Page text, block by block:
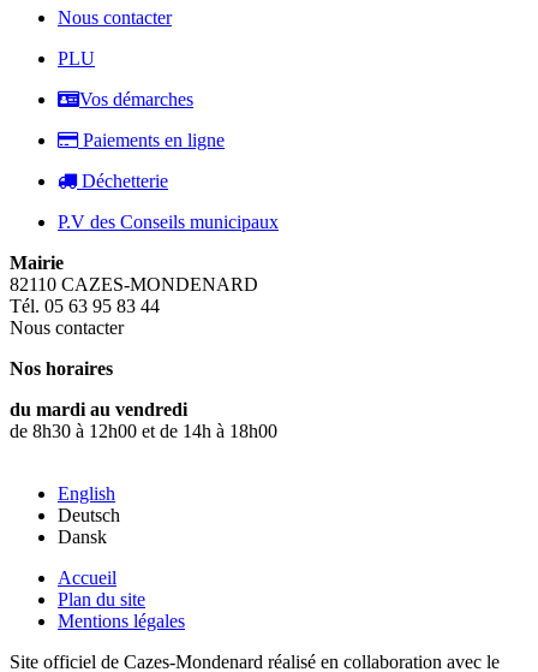
Nous contacter
PLU
Vos démarches
Paiements en ligne
Déchetterie
P.V des Conseils municipaux
Mairie
82110 CAZES-MONDENARD
Tél. 05 63 95 83 44
Nous contacter
Nos horaires
du mardi au vendredi
de 8h30 à 12h00 et de 14h à 18h00
English
Deutsch
Dansk
Accueil
Plan du site
Mentions légales
Site officiel de Cazes-Mondenard réalisé en collaboration avec le